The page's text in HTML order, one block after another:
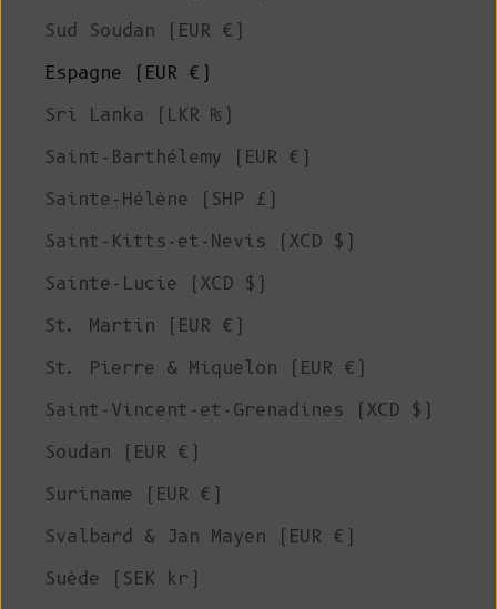
Sud Soudan (EUR €)
Espagne (EUR €)
Sri Lanka (LKR ₨)
Saint-Barthélemy (EUR €)
Sainte-Hélène (SHP £)
Saint-Kitts-et-Nevis (XCD $)
Sainte-Lucie (XCD $)
St. Martin (EUR €)
St. Pierre & Miquelon (EUR €)
Saint-Vincent-et-Grenadines (XCD $)
Soudan (EUR €)
Suriname (EUR €)
Svalbard & Jan Mayen (EUR €)
Suède (SEK kr)